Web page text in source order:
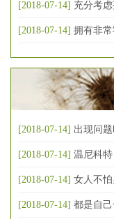
[2018-07-14] 充分考
[2018-07-14] 拥有非
[2018-07-14] 出现问
[2018-07-14] 温尼科
[2018-07-14] 女人不
[2018-07-14] 都是自